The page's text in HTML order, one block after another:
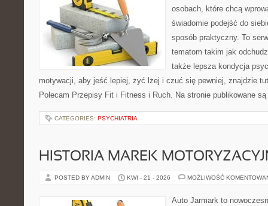
osobach, które chcą
świadomie podejść do
sposób praktyczny. To
tematom takim jak
także lepsza kondycja
motywacji, aby jeść lepiej, żyć lżej i czuć się pewniej, znajdzie
Polecam Przepisy Fit i Fitness i Ruch. Na stronie publikowane
CATEGORIES: PSYCHIATRIA
HISTORIA MAREK
POSTED BY ADMIN KWI - 21 - 2026 MOŻLIWOŚĆ
Auto Jarmark to